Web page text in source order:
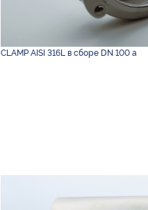
CLAMP AISI 316L в сборе DN 100 а